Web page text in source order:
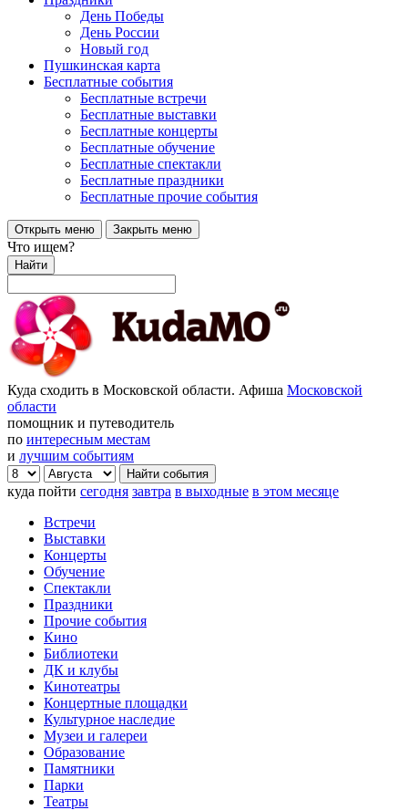
День Победы
День России
Новый год
Пушкинская карта
Бесплатные события
Бесплатные встречи
Бесплатные выставки
Бесплатные концерты
Бесплатные обучение
Бесплатные спектакли
Бесплатные праздники
Бесплатные прочие события
Открыть меню Закрыть меню
Что ищем?
Найти
Куда сходить в Московской области. Афиша Московской
области
помощник и путеводитель
по интересным местам
и лучшим событиям
куда пойти сегодня завтра в выходные в этом месяце
Встречи
Выставки
Концерты
Обучение
Спектакли
Праздники
Прочие события
Кино
Библиотеки
ДК и клубы
Кинотеатры
Концертные площадки
Культурное наследие
Музеи и галереи
Образование
Памятники
Парки
Театры